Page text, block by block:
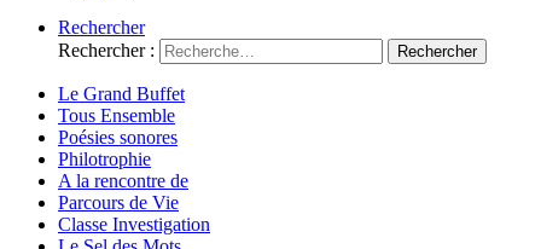
Rechercher
Rechercher :
Le Grand Buffet
Tous Ensemble
Poésies sonores
Philotrophie
A la rencontre de
Parcours de Vie
Classe Investigation